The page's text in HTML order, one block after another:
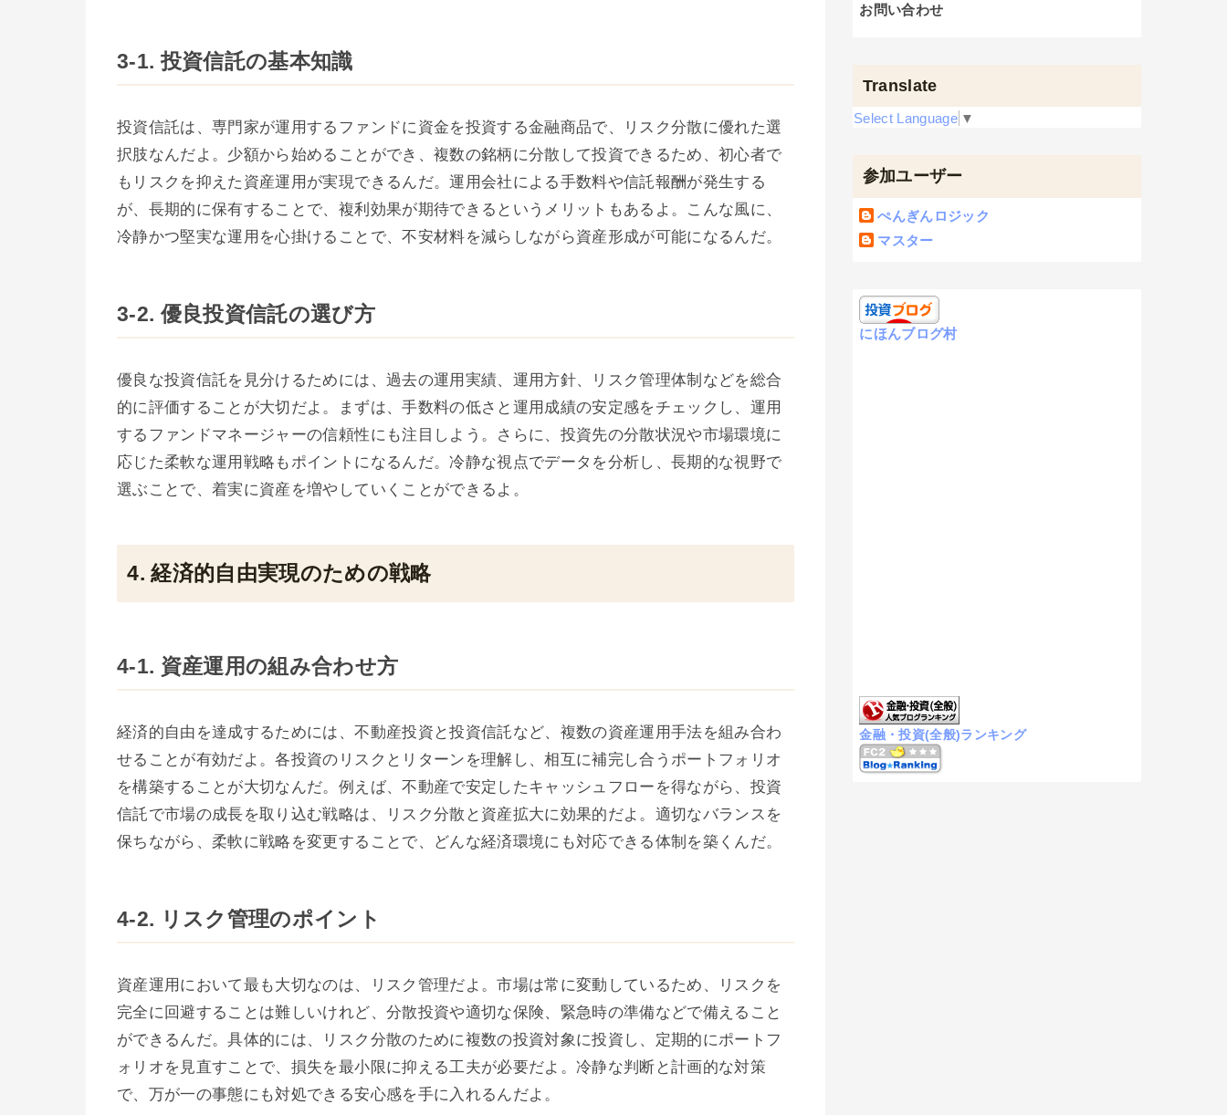
3-1. 投資信託の基本知識
投資信託は、専門家が運用するファンドに資金を投資する金融商品で、リスク分散に優れた選
択肢なんだよ。少額から始めることができ、複数の銘柄に分散して投資できるため、初心者で
もリスクを抑えた資産運用が実現できるんだ。運用会社による手数料や信託報酬が発生する
が、長期的に保有することで、複利効果が期待できるというメリットもあるよ。こんな風に、
冷静かつ堅実な運用を心掛けることで、不安材料を減らしながら資産形成が可能になるんだ。
3-2. 優良投資信託の選び方
優良な投資信託を見分けるためには、過去の運用実績、運用方針、リスク管理体制などを総合
的に評価することが大切だよ。まずは、手数料の低さと運用成績の安定感をチェックし、運用
するファンドマネージャーの信頼性にも注目しよう。さらに、投資先の分散状況や市場環境に
応じた柔軟な運用戦略もポイントになるんだ。冷静な視点でデータを分析し、長期的な視野で
選ぶことで、着実に資産を増やしていくことができるよ。
4. 経済的自由実現のための戦略
4-1. 資産運用の組み合わせ方
経済的自由を達成するためには、不動産投資と投資信託など、複数の資産運用手法を組み合わ
せることが有効だよ。各投資のリスクとリターンを理解し、相互に補完し合うポートフォリオ
を構築することが大切なんだ。例えば、不動産で安定したキャッシュフローを得ながら、投資
信託で市場の成長を取り込む戦略は、リスク分散と資産拡大に効果的だよ。適切なバランスを
保ちながら、柔軟に戦略を変更することで、どんな経済環境にも対応できる体制を築くんだ。
4-2. リスク管理のポイント
資産運用において最も大切なのは、リスク管理だよ。市場は常に変動しているため、リスクを
完全に回避することは難しいけれど、分散投資や適切な保険、緊急時の準備などで備えること
ができるんだ。具体的には、リスク分散のために複数の投資対象に投資し、定期的にポートフ
ォリオを見直すことで、損失を最小限に抑える工夫が必要だよ。冷静な判断と計画的な対策
で、万が一の事態にも対処できる安心感を手に入れるんだよ。
お問い合わせ
Translate
Select Language ▼
参加ユーザー
ぺんぎんロジック
マスター
にほんブログ村
金融・投資(全般)ランキング